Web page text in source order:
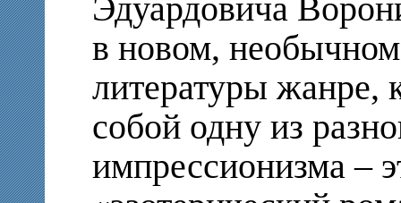
Эдуардовича
в новом,
литературы жанре,
собой одну из
импрессионизма –